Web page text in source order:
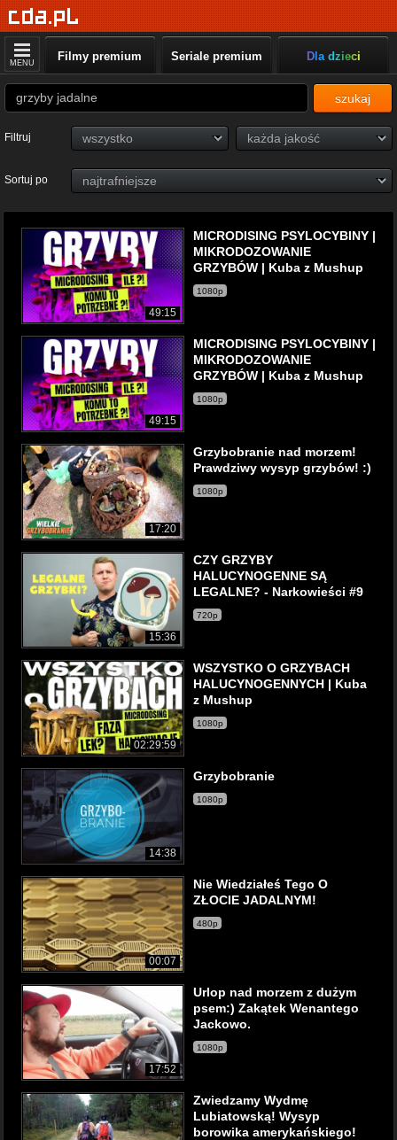
MENU Filmy premium Seriale premium Dla dzieci
szukaj
Filtruj
Sortuj po
49:15
MICRODISING PSYLOCYBINY |
MIKRODOZOWANIE
GRZYBÓW | Kuba z Mushup
1080p
49:15
MICRODISING PSYLOCYBINY |
MIKRODOZOWANIE
GRZYBÓW | Kuba z Mushup
1080p
17:20
Grzybobranie nad morzem!
Prawdziwy wysyp grzybów! :)
1080p
15:36
CZY GRZYBY
HALUCYNOGENNE SĄ
LEGALNE? - Narkowieści #9
720p
02:29:59
WSZYSTKO O GRZYBACH
HALUCYNOGENNYCH | Kuba
z Mushup
1080p
14:38
Grzybobranie
1080p
00:07
Nie Wiedziałeś Tego O
ZŁOCIE JADALNYM!
480p
17:52
Urlop nad morzem z dużym
psem:) Zakątek Wenantego
Jackowo.
1080p
Zwiedzamy Wydmę
Lubiatowską! Wysyp
borowika amerykańskiego!